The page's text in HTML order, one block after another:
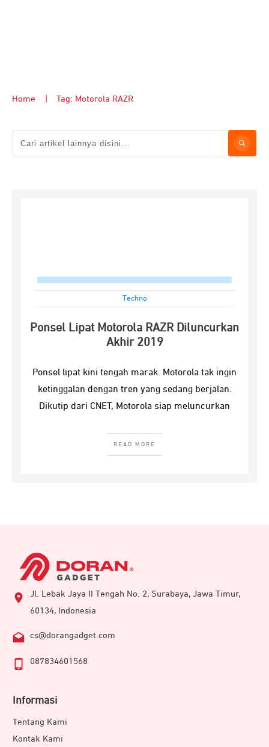
Home Tag: Motorola RAZR
Techno
Ponsel Lipat Motorola RAZR Diluncurkan
Akhir 2019
Ponsel lipat kini tengah marak. Motorola tak ingin
ketinggalan dengan tren yang sedang berjalan.
Dikutip dari CNET, Motorola siap meluncurkan
READ MORE
Jl. Lebak Jaya II Tengah No. 2, Surabaya, Jawa Timur,
60134, Indonesia
cs@dorangadget.com
087834601568
Informasi
Tentang Kami
Kontak Kami